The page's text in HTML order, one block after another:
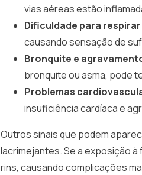
vias aéreas estão
Dificuldade para
causando sensação de
Bronquite e
bronquite ou asma, pode
Problemas
insuficiência cardíaca e
Outros sinais que podem
lacrimejantes. Se a exposição
rins, causando complicações